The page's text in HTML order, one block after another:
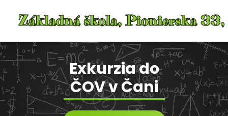
content
Exkurzia do
ČOV v Čani